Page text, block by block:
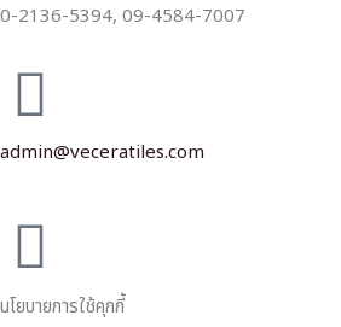
0-2136-5394, 09-4584-7007
admin@veceratiles.com
นโยบายการใช้คุกกี้